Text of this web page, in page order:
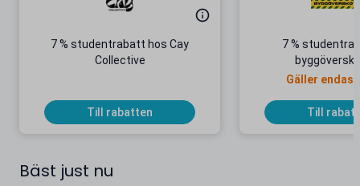
7 % studentrabatt hos Cay
Collective
Till rabatten
7 %
Gäller
Till
Bäst just nu